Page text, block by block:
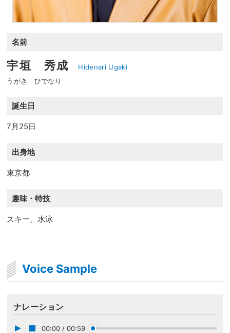
名前
宇垣 秀成
Hidenari Ugaki
うがき ひでなり
誕生日
7月25日
出身地
東京都
趣味・特技
スキー、水泳
Voice Sample
ナレーション
00:00 / 00:59